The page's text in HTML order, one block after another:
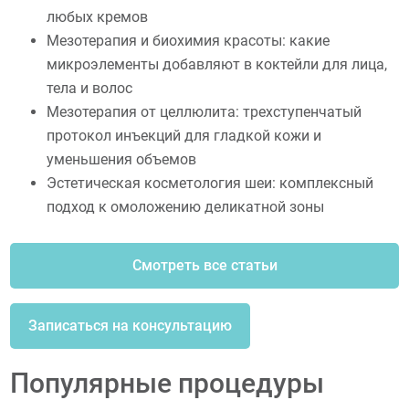
любых кремов
Мезотерапия и биохимия красоты: какие
микроэлементы добавляют в коктейли для лица,
тела и волос
Мезотерапия от целлюлита: трехступенчатый
протокол инъекций для гладкой кожи и
уменьшения объемов
Эстетическая косметология шеи: комплексный
подход к омоложению деликатной зоны
Смотреть все статьи
Записаться на консультацию
Популярные процедуры